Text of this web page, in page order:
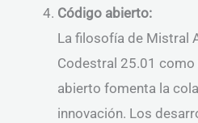
Código abierto:
La filosofía de Mistral
Codestral 25.01
abierto fomenta la
innovación. Los